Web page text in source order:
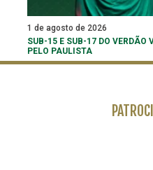
1 de agosto de 2026
SUB-15 E SUB-17 DO VERDÃO
PELO PAULISTA